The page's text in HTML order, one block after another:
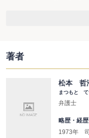
カ 子の権利説（子の権利代
(3) 面会交流を求める権利の
ア 権利の具体化
▶親である、又は親権者であ
ウ 面会交流を求める権利の本
▶監護親には面会交流に応じ
３ 面会交流についての考え方
(1) 面会交流について考え方
著者
松本 哲
まつもと て
弁護士
略歴・経歴
1973年